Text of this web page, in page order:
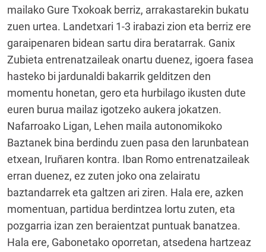
mailako Gure Txokoak berriz, arrakastarekin bukatu
zuen urtea. Landetxari 1-3 irabazi zion eta berriz ere
garaipenaren bidean sartu dira beratarrak. Ganix
Zubieta entrenatzaileak onartu duenez, igoera fasea
hasteko bi jardunaldi bakarrik gelditzen den
momentu honetan, gero eta hurbilago ikusten dute
euren burua mailaz igotzeko aukera jokatzen.
Nafarroako Ligan, Lehen maila autonomikoko
Baztanek bina berdindu zuen pasa den larunbatean
etxean, Iruñaren kontra. Iban Romo entrenatzaileak
erran duenez, ez zuten joko ona zelairatu
baztandarrek eta galtzen ari ziren. Hala ere, azken
momentuan, partidua berdintzea lortu zuten, eta
pozgarria izan zen beraientzat puntuak banatzea.
Hala ere, Gabonetako oporretan, atsedena hartzeaz